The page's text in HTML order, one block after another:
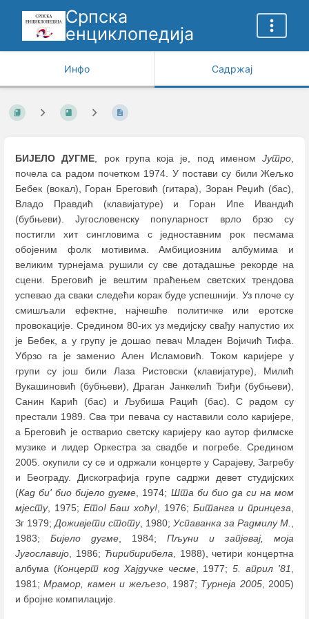
Српска
енциклопедија
Инфо Садржај
БИЈЕЛО ДУГМЕ, рок група која је, под именом Јутро,
почела са радом почетком 1974. У постави су били Жељко
Бебек (вокал), Горан Бреговић (гитара), Зоран Реџић (бас),
Владо Правдић (клавијатуре) и Горан Ипе Ивандић
(бубњеви). Југословенску популарност врло брзо су
постигли хит сингловима с једноставним рок песмама
обојеним фолк мотивима. Амбициозним албумима и
великим турнејама рушили су све дотадашње рекорде на
сцени. Бреговић је вештим праћењем светских трендова
успевао да сваки следећи корак буде успешнији. Уз плоче су
смишљали ефектне, најчешће политичке или еротске
провокације. Средином 80-их уз медијску свађу напустио их
је Бебек, а у групу је дошао певач Младен Војичић Тифа.
Убрзо га је заменио Ален Исламовић. Током каријере у
групи су још били Лаза Ристовски (клавијатуре), Милић
Вукашиновић (бубњеви), Драган Јанкелић Ђиђи (бубњеви),
Санин Карић (бас) и Љубиша Рацић (бас). С радом су
престали 1989. Сва три певача су наставили соло каријере,
а Бреговић је остварио светску каријеру као аутор филмске
музике и лидер Оркестра за свадбе и погребе. Средином
2005. окупили су се и одржали концерте у Сарајеву, Загребу
и Београду. Дискографија групе садржи девет студијских
(Кад би' био бијело дугме, 1974; Шта би био да си на мом
мјесту, 1975; Ето! Баш хоћу!, 1976; Битанга и принцеза,
Зг 1979;Доживјети стоту, 1980; Успаванка за Радмилу М.,
1983; Бијело дугме, 1984; Пљуни и запјевај, моја
Југославијо, 1986; Ћирибирибела, 1988), четири концертна
албума (Концерт код Хајдучке чесме, 1977;5. април '81,
1981;Мрамор, камен и жељезо, 1987; Турнеја 2005, 2005)
и бројне компилације.